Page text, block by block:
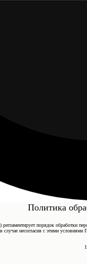
Политика
порядок обработки
несогласия с этими